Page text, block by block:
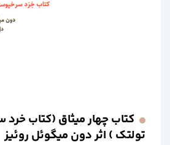
کتاب چهار میثاق (کتاب
تولتک ) اثر دون میگوئل روئیز